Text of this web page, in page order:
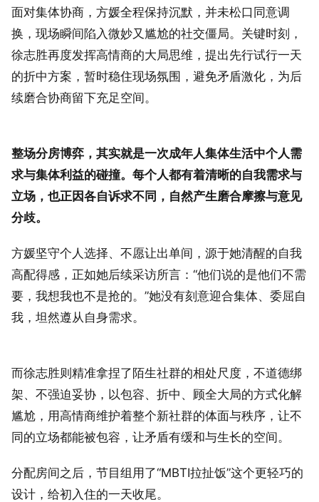
面对集体协商，方媛全程保持沉默，并未松口同意调
换，现场瞬间陷入微妙又尴尬的社交僵局。关键时刻，
徐志胜再度发挥高情商的大局思维，提出先行试行一天
的折中方案，暂时稳住现场氛围，避免矛盾激化，为后
续磨合协商留下充足空间。
整场分房博弈，其实就是一次成年人集体生活中个人需
求与集体利益的碰撞。每个人都有着清晰的自我需求与
立场，也正因各自诉求不同，自然产生磨合摩擦与意见
分歧。
方媛坚守个人选择、不愿让出单间，源于她清醒的自我
高配得感，正如她后续采访所言：“他们说的是他们不需
要，我想我也不是抢的。”她没有刻意迎合集体、委屈自
我，坦然遵从自身需求。
而徐志胜则精准拿捏了陌生社群的相处尺度，不道德绑
架、不强迫妥协，以包容、折中、顾全大局的方式化解
尴尬，用高情商维护着整个新社群的体面与秩序，让不
同的立场都能被包容，让矛盾有缓和与生长的空间。
分配房间之后，节目组用了“MBTI拉扯饭”这个更轻巧的
设计，给初入住的一天收尾。